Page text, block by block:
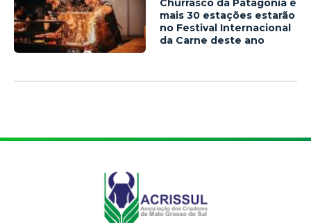
mais 30 estações estarão
no Festival Internacional
da Carne deste ano